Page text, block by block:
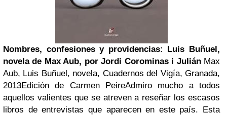
Nombres, confesiones y providencias: Luis Buñuel,
novela de Max Aub, por Jordi Corominas i Julián Max
Aub, Luis Buñuel, novela, Cuadernos del Vigía, Granada,
2013Edición de Carmen PeireAdmiro mucho a todos
aquellos valientes que se atreven a reseñar los escasos
libros de entrevistas que aparecen en este país. Esta